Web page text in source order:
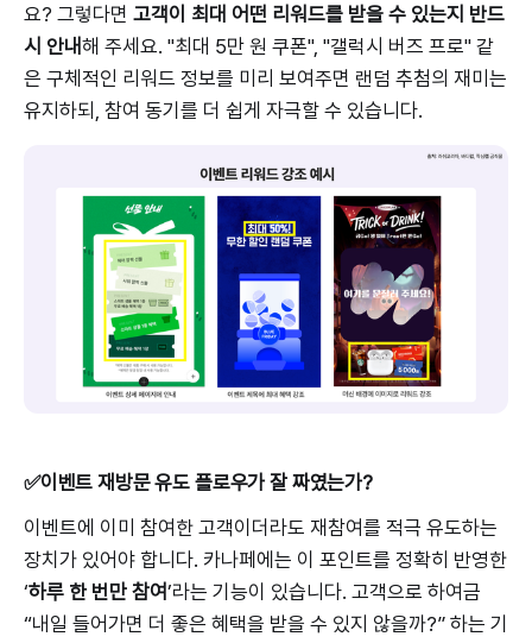
요? 그렇다면 고객이 최대 어떤 리워드를 받을 수 있는지 반드
시 안내해 주세요. "최대 5만 원 쿠폰", "갤럭시 버즈 프로" 같
은 구체적인 리워드 정보를 미리 보여주면 랜덤 추첨의 재미는
유지하되, 참여 동기를 더 쉽게 자극할 수 있습니다.
✅이벤트 재방문 유도 플로우가 잘 짜였는가?
이벤트에 이미 참여한 고객이더라도 재참여를 적극 유도하는
장치가 있어야 합니다. 카나페에는 이 포인트를 정확히 반영한
‘하루 한 번만 참여’라는 기능이 있습니다. 고객으로 하여금
“내일 들어가면 더 좋은 혜택을 받을 수 있지 않을까?” 하는 기